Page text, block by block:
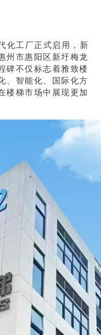
化工厂正式启用，新
州市惠阳区新圩梅龙
碑不仅标志着雅致楼
、智能化、国际化方
楼梯市场中展现更加